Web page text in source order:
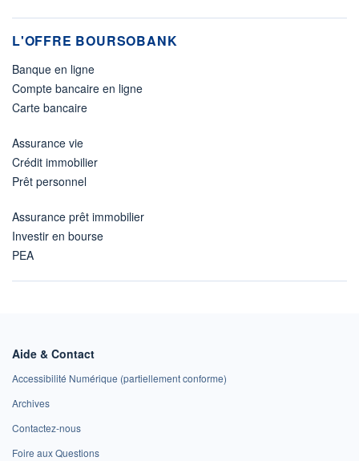
L'OFFRE BOURSOBANK
Banque en ligne
Compte bancaire en ligne
Carte bancaire
Assurance vie
Crédit immobilier
Prêt personnel
Assurance prêt immobilier
Investir en bourse
PEA
Aide & Contact
Accessibilité Numérique (partiellement conforme)
Archives
Contactez-nous
Foire aux Questions